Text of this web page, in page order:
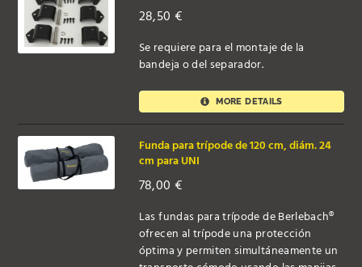
28,50 €
Se requiere para el montaje de la
bandeja o del separador.
MORE DETAILS
Funda para trípode de 120 cm, diám. 24
cm para UNI
78,00 €
Las fundas para trípode de Berlebach®
ofrecen al trípode una protección
óptima y permiten simultáneamente un